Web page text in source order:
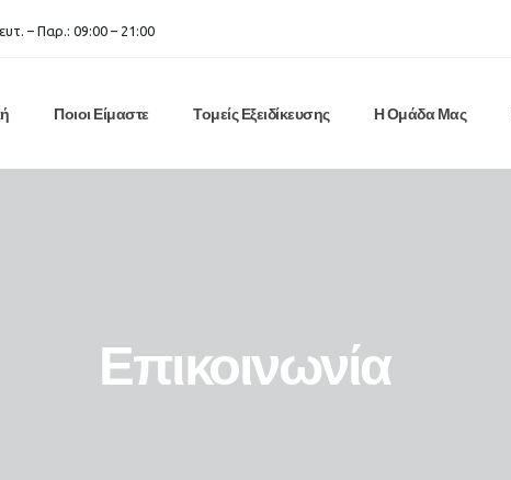
– Παρ.: 09:00 – 21:00
Ποιοι Είμαστε Τομείς Εξειδίκευσης Η Ομάδα Μας
Επικοινωνία